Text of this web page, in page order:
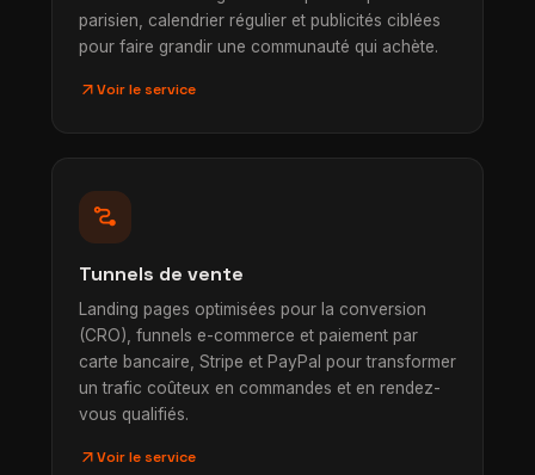
parisien, calendrier régulier et publicités ciblées
pour faire grandir une communauté qui achète.
arrow_outwardVoir le service
conversion_path
Tunnels de vente
Landing pages optimisées pour la conversion
(CRO), funnels e-commerce et paiement par
carte bancaire, Stripe et PayPal pour transformer
un trafic coûteux en commandes et en rendez-
vous qualifiés.
arrow_outwardVoir le service